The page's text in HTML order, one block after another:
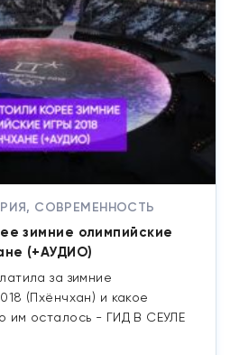
СОВРЕМЕННОСТЬ
зимние олимпийские
(+АУДИО)
за зимние
(Пхёнчхан) и какое
им осталось - ГИД В СЕУЛЕ